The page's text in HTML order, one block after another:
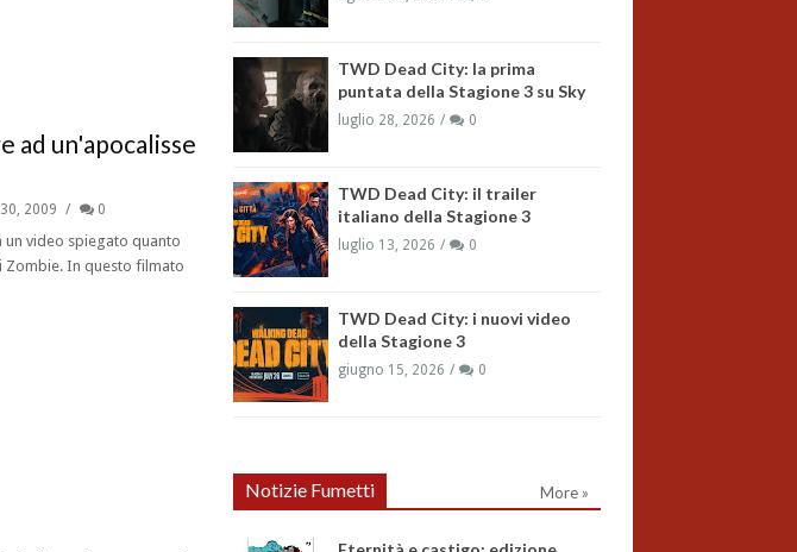
ad un'apocalisse
2009 0
un video spiegato quanto
In questo filmato
TWD Dead City: la prima
puntata della Stagione 3 su Sky
luglio 28, 2026 0
TWD Dead City: il trailer
italiano della Stagione 3
luglio 13, 2026 0
TWD Dead City: i nuovi video
della Stagione 3
giugno 15, 2026 0
Notizie Fumetti More »